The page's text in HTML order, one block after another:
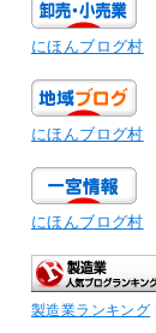
にほんブログ村
にほんブログ村
にほんブログ村
製造業ランキング